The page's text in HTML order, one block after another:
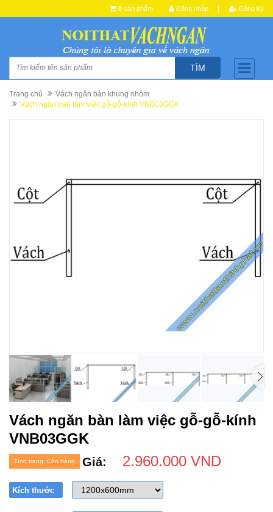
0 sản phẩm Đăng nhập | Đăng ký
TÌM
Trang chủ
Vách ngăn bàn khung nhôm
Vách ngăn bàn làm việc gỗ-gỗ-kính VNB03GGK
Vách ngăn bàn làm việc gỗ-gỗ-kính
VNB03GGK
Giá: 2.960.000 VND
Tình trạng: Còn hàng
Kích thước